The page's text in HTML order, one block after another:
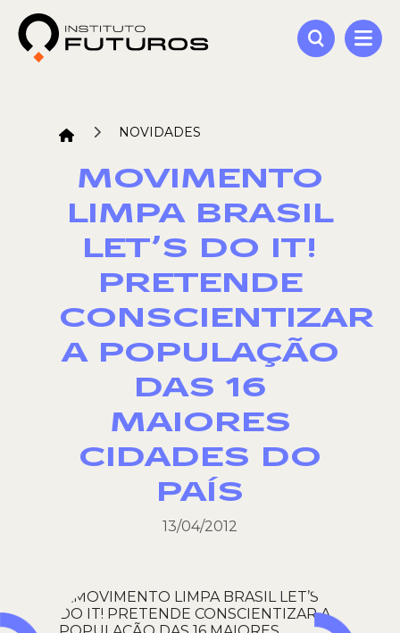
NOVIDADES
MOVIMENTO
LIMPA BRASIL
LET’S DO IT!
PRETENDE
CONSCIENTIZAR
A POPULAÇÃO
DAS 16
MAIORES
CIDADES DO
PAÍS
13/04/2012